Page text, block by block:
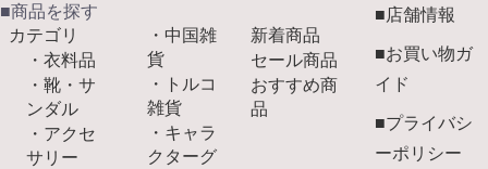
■商品を探す
カテゴリ
・衣料品
・靴・サ
ンダル
・アクセ
サリー
・中国雑
貨
・トルコ
雑貨
・キャラ
クターグ
新着商品
セール商品
おすすめ商
品
■店舗情報
■お買い物ガ
イド
■プライバシ
ーポリシー